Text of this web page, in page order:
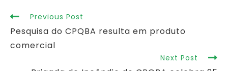
Previous Post
Pesquisa do CPQBA resulta em produto
comercial
Next Post